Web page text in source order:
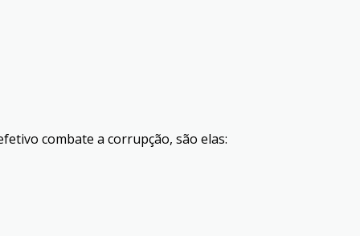
combate a corrupção, são elas: